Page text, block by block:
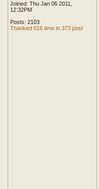
Joined: Thu Jan 06 2011,
12:32PM
Posts: 2103
Thanked 516 time in 373 post